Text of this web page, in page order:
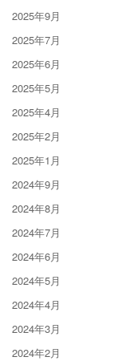
2025年9月
2025年7月
2025年6月
2025年5月
2025年4月
2025年2月
2025年1月
2024年9月
2024年8月
2024年7月
2024年6月
2024年5月
2024年4月
2024年3月
2024年2月